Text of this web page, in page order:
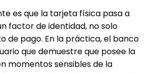
es que la tarjeta física pasa a
factor de identidad, no solo
de pago. En la práctica, el banco
que demuestre que posee la
momentos sensibles de la